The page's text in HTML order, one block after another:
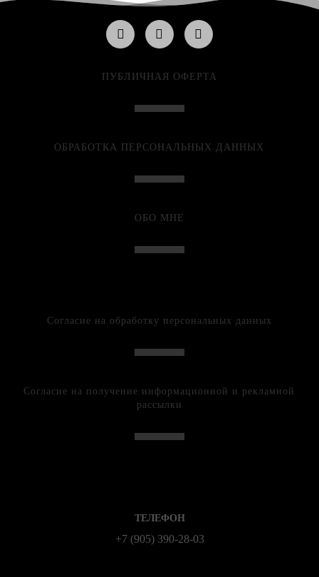
ПУБЛИЧНАЯ ОФЕРТА
ОБРАБОТКА ПЕРСОНАЛЬНЫХ ДАННЫХ
ОБО МНЕ
Согласие на обработку персональных данных
Согласие на получение информационной и рекламной
рассылки
ТЕЛЕФОН
+7 (905) 390-28-03